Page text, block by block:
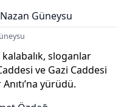
sloganlar
ve Gazi Caddesi
yürüdü.